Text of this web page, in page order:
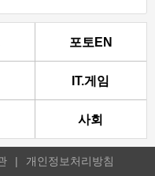
포토EN
IT.게임
사회
| 개인정보처리방침